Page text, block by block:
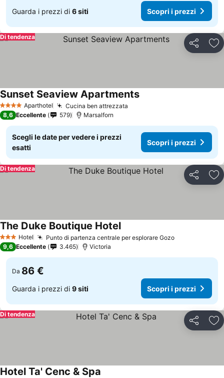
Guarda i prezzi di 6 siti Scopri i prezzi
Condividi
Di tendenza
4 Stelle Aparthotel Cucina ben attrezzata
Sunset Seaview Apartments
8,6 Eccellente 579 Marsalforn
Scegli le date per vedere i prezzi
esatti
Scopri i prezzi
Condividi
Di tendenza
3 StelleHotel Punto di partenza centrale per esplorare Gozo
The Duke Boutique Hotel
9,6 Eccellente 3.465 Victoria
Da 86 €
Guarda i prezzi di 9 siti Scopri i prezzi
Condividi
Di tendenza
Hotel Ta' Cenc & Spa